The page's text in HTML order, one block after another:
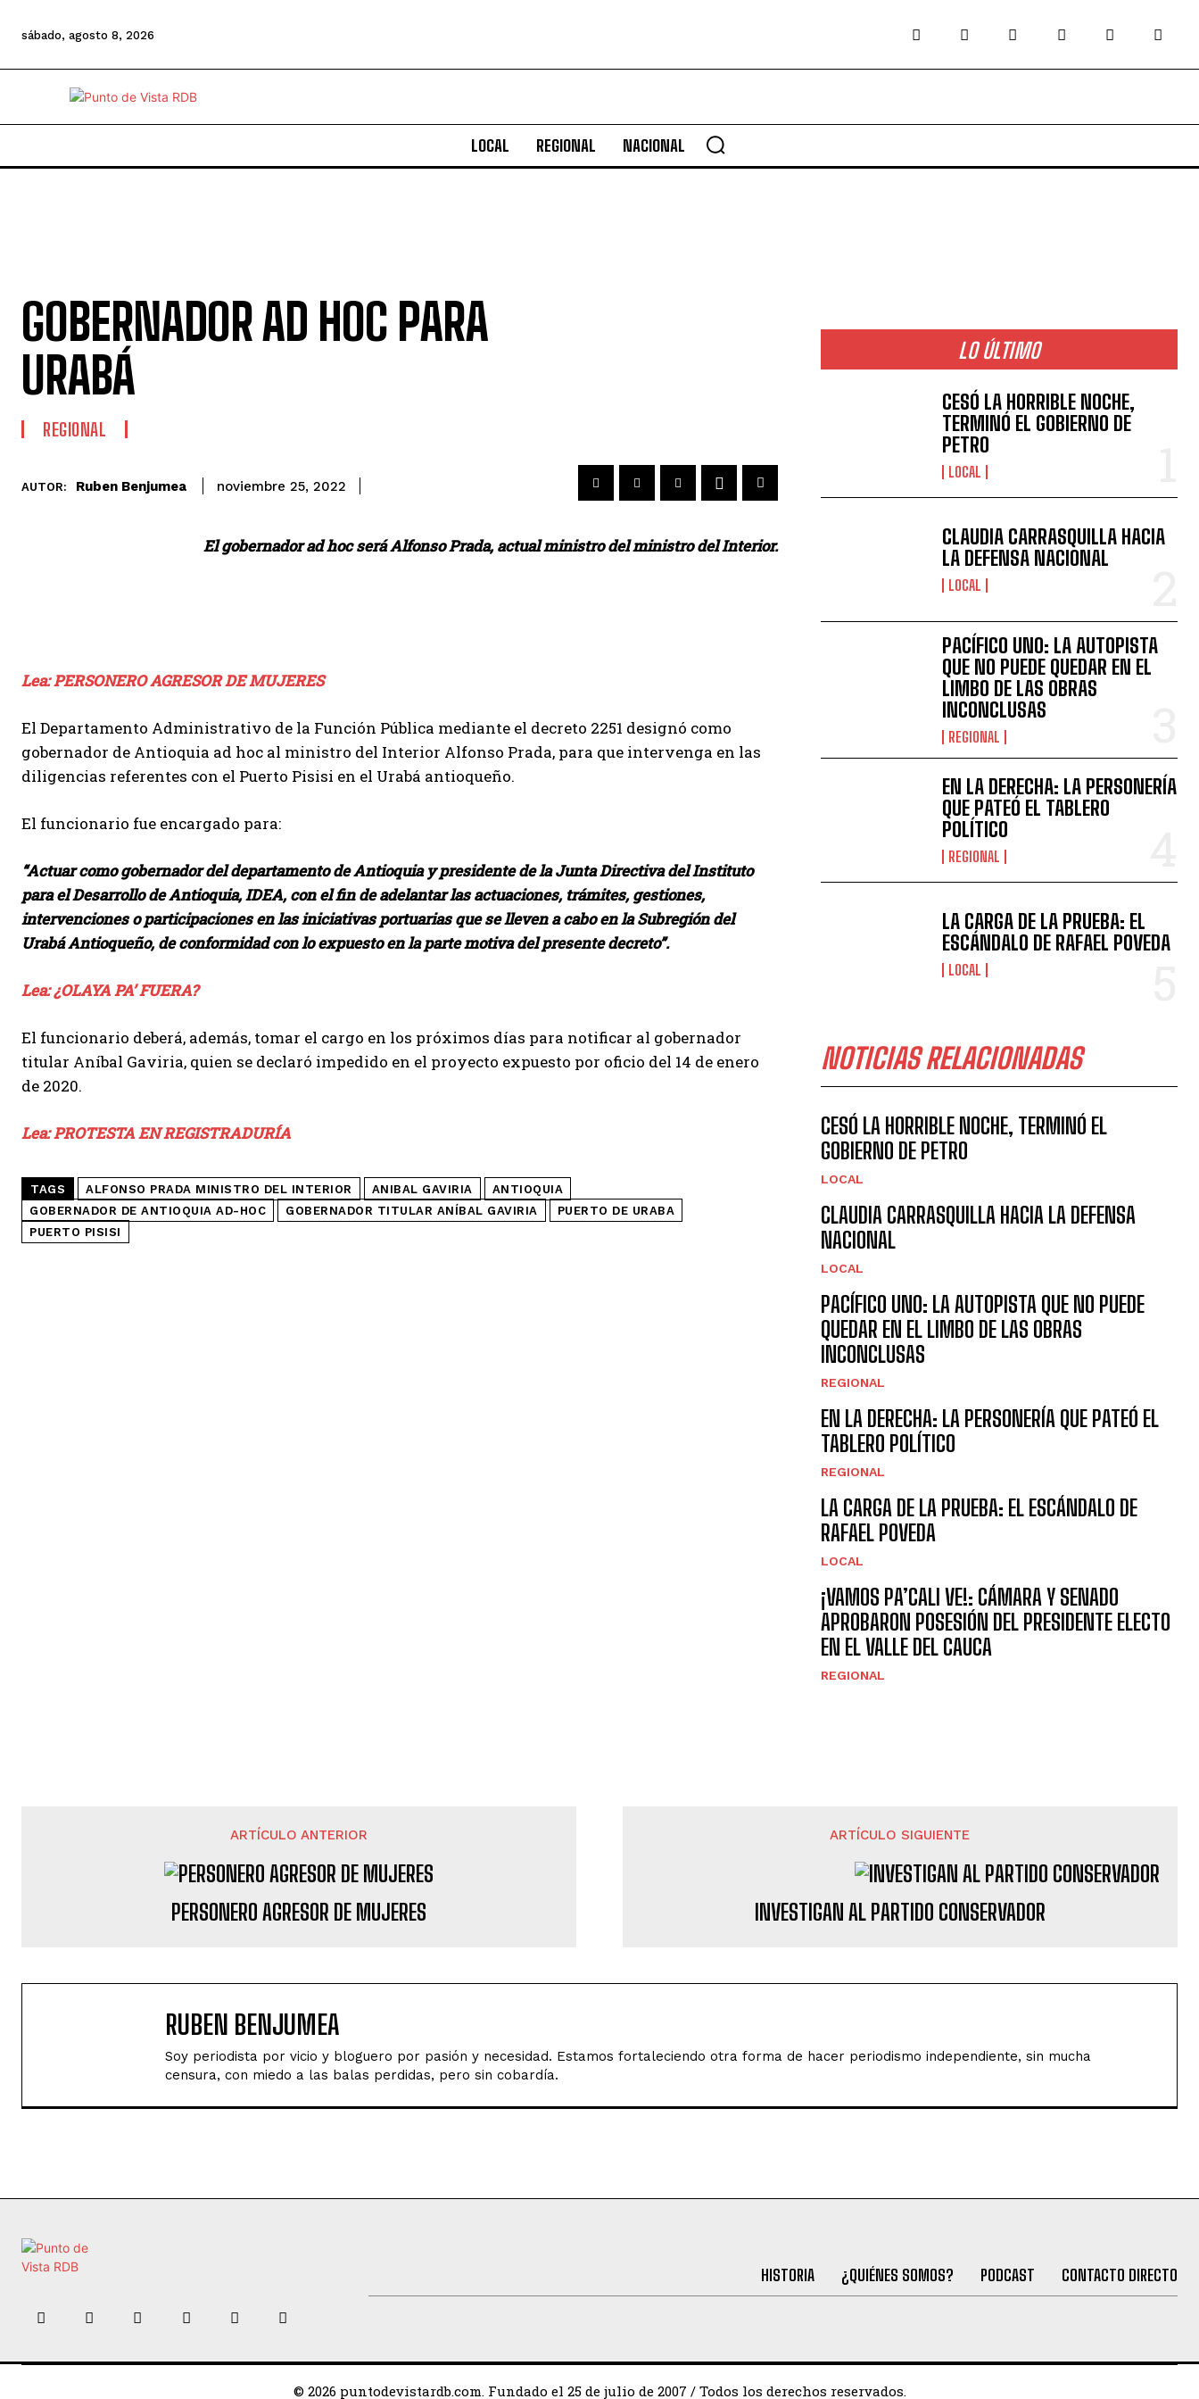
sábado, agosto 8, 2026
LOCAL REGIONAL NACIONAL
GOBERNADOR AD HOC PARA
URABÁ
REGIONAL
AUTOR: Ruben Benjumea noviembre 25, 2022
El gobernador ad hoc será Alfonso Prada, actual ministro del ministro del Interior.
Lea: PERSONERO AGRESOR DE MUJERES
El Departamento Administrativo de la Función Pública mediante el decreto 2251 designó como
gobernador de Antioquia ad hoc al ministro del Interior Alfonso Prada, para que intervenga en las
diligencias referentes con el Puerto Pisisi en el Urabá antioqueño.
El funcionario fue encargado para:
“Actuar como gobernador del departamento de Antioquia y presidente de la Junta Directiva del Instituto
para el Desarrollo de Antioquia, IDEA, con el fin de adelantar las actuaciones, trámites, gestiones,
intervenciones o participaciones en las iniciativas portuarias que se lleven a cabo en la Subregión del
Urabá Antioqueño, de conformidad con lo expuesto en la parte motiva del presente decreto”.
Lea: ¿OLAYA PA’ FUERA?
El funcionario deberá, además, tomar el cargo en los próximos días para notificar al gobernador
titular Aníbal Gaviria, quien se declaró impedido en el proyecto expuesto por oficio del 14 de enero
de 2020.
Lea: PROTESTA EN REGISTRADURÍA
TAGS ALFONSO PRADA MINISTRO DEL INTERIOR ANIBAL GAVIRIA
ANTIOQUIA
GOBERNADOR DE ANTIOQUIA AD-HOC
GOBERNADOR TITULAR ANÍBAL GAVIRIA
PUERTO DE URABA
PUERTO PISISI
LO ÚLTIMO
CESÓ LA HORRIBLE NOCHE,
TERMINÓ EL GOBIERNO DE
PETRO
LOCAL
CLAUDIA CARRASQUILLA HACIA
LA DEFENSA NACIONAL
LOCAL
PACÍFICO UNO: LA AUTOPISTA
QUE NO PUEDE QUEDAR EN EL
LIMBO DE LAS OBRAS
INCONCLUSAS
REGIONAL
EN LA DERECHA: LA PERSONERÍA
QUE PATEÓ EL TABLERO
POLÍTICO
REGIONAL
LA CARGA DE LA PRUEBA: EL
ESCÁNDALO DE RAFAEL POVEDA
LOCAL
NOTICIAS RELACIONADAS
CESÓ LA HORRIBLE NOCHE, TERMINÓ EL
GOBIERNO DE PETRO
LOCAL
CLAUDIA CARRASQUILLA HACIA LA DEFENSA
NACIONAL
LOCAL
PACÍFICO UNO: LA AUTOPISTA QUE NO PUEDE
QUEDAR EN EL LIMBO DE LAS OBRAS
INCONCLUSAS
REGIONAL
EN LA DERECHA: LA PERSONERÍA QUE PATEÓ EL
TABLERO POLÍTICO
REGIONAL
LA CARGA DE LA PRUEBA: EL ESCÁNDALO DE
RAFAEL POVEDA
LOCAL
¡VAMOS PA’CALI VE!: CÁMARA Y SENADO
APROBARON POSESIÓN DEL PRESIDENTE ELECTO
EN EL VALLE DEL CAUCA
REGIONAL
ARTÍCULO ANTERIOR
PERSONERO AGRESOR DE MUJERES
ARTÍCULO SIGUIENTE
INVESTIGAN AL PARTIDO CONSERVADOR
RUBEN BENJUMEA
Soy periodista por vicio y bloguero por pasión y necesidad. Estamos fortaleciendo otra forma de hacer periodismo independiente, sin mucha
censura, con miedo a las balas perdidas, pero sin cobardía.
HISTORIA ¿QUIÉNES SOMOS? PODCAST CONTACTO DIRECTO
© 2026 puntodevistardb.com. Fundado el 25 de julio de 2007 / Todos los derechos reservados.